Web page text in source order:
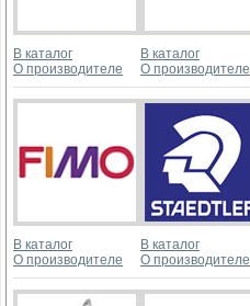
В каталог
О производителе
В каталог
О производителе
В каталог
О производителе
В каталог
О производителе